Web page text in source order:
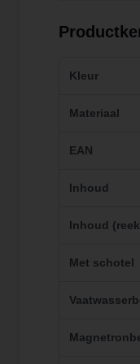
Kleur
Materiaal
EAN
Inhoud
Inhoud
Met schotel